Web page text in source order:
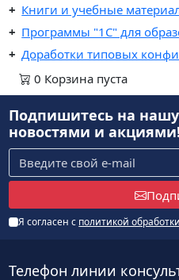
Книги и учебные
Программы "1С" для
Доработки типовых
0 Корзина пуста
Подпишитесь на
новостями и акциями!
Я согласен с политикой
Телефон линии